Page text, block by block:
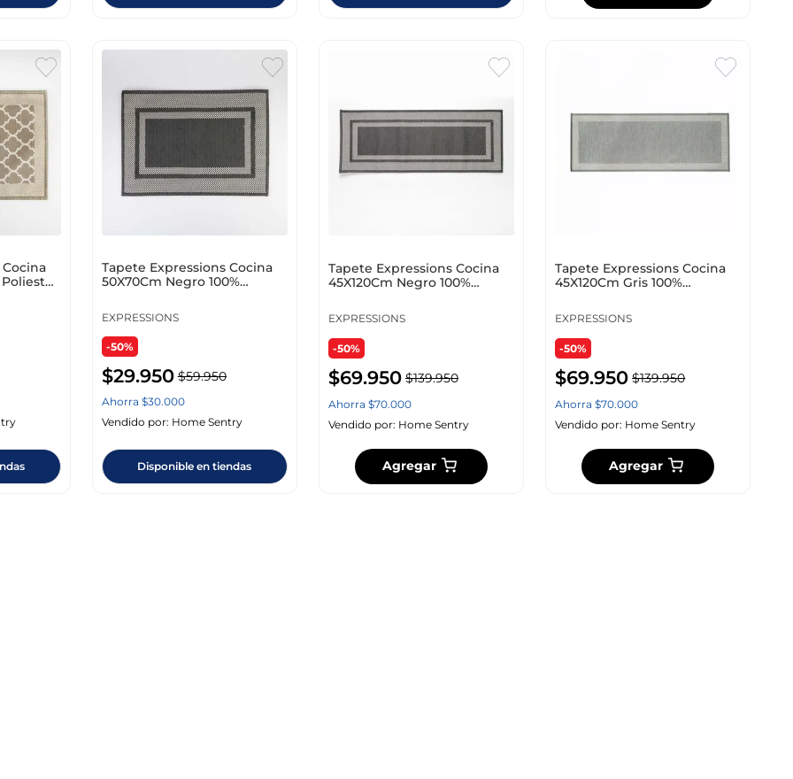
Tapete Expressions Cocina
50X70Cm Negro 100%
EXPRESSIONS
-50%
$29.950 $59.950
Ahorra $30.000
Vendido por: Home Sentry
Disponible en tiendas
Tapete Expressions Cocina
45X120Cm Negro 100%
EXPRESSIONS
-50%
$69.950 $139.950
Ahorra $70.000
Vendido por: Home Sentry
Agregar
Tapete Expressions Cocina
45X120Cm Gris 100%
EXPRESSIONS
-50%
$69.950 $139.950
Ahorra$70.000
Vendido por: Home Sentry
Agregar